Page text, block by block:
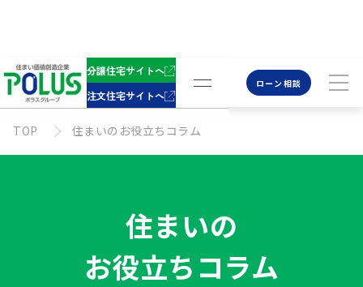
分譲住宅サイトへ
注文住宅サイトへ
ローン相談
TOP 住まいのお役立ちコラム
住まいの
お役立ちコラム